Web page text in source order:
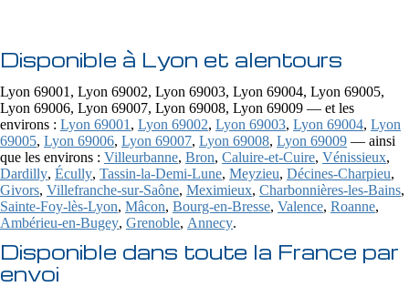
Disponible à Lyon et alentours
Lyon 69001, Lyon 69002, Lyon 69003, Lyon 69004, Lyon 69005,
Lyon 69006, Lyon 69007, Lyon 69008, Lyon 69009 — et les
environs : Lyon 69001 , Lyon 69002, Lyon 69003, Lyon 69004, Lyon
69005, Lyon 69006, Lyon 69007, Lyon 69008, Lyon 69009 — ainsi
que les environs : Villeurbanne, Bron, Caluire-et-Cuire, Vénissieux,
Dardilly, Écully, Tassin-la-Demi-Lune, Meyzieu, Décines-Charpieu,
Givors, Villefranche-sur-Saône, Meximieux, Charbonnières-les-Bains,
Sainte-Foy-lès-Lyon, Mâcon, Bourg-en-Bresse, Valence, Roanne,
Ambérieu-en-Bugey, Grenoble, Annecy.
Disponible dans toute la France par
envoi